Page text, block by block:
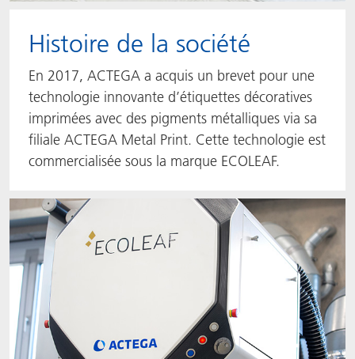
Histoire de la société
En 2017, ACTEGA a acquis un brevet pour une
technologie innovante d’étiquettes décoratives
imprimées avec des pigments métalliques via sa
filiale ACTEGA Metal Print. Cette technologie est
commercialisée sous la marque ECOLEAF.